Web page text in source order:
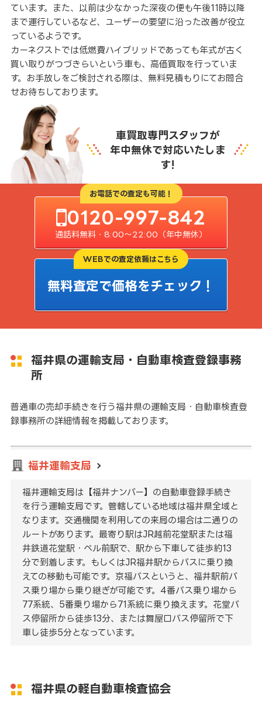
ています。また、以前は少なかった深夜の便も午後11時以降
まで運行しているなど、ユーザーの要望に沿った改善が役立
っているようです。
カーネクストでは低燃費ハイブリッドであっても年式が古く
買い取りがつづきらいという車も、高価買取を行っていま
す。お手放しをご検討される際は、無料見積もりにてお問合
せお待ちしております。
車買取専門スタッフが
年中無休で対応いたしま
す!
お電話での査定も可能！
0120-997-842
通話料無料・8:00〜22:00（年中無休）
WEBでの査定依頼はこちら
無料査定で価格をチェック！
福井県の運輸支局・自動車検査登録事務
所
普通車の売却手続きを行う福井県の運輸支局・自動車検査登
録事務所の詳細情報を掲載しております。
福井運輸支局
福井運輸支局は【福井ナンバー】の自動車登録手続き
を行う運輸支局です。管轄している地域は福井県全域と
なります。交通機関を利用しての来局の場合は二通りの
ルートがあります。最寄り駅はJR越前花堂駅または福
井鉄道花堂駅・ベル前駅で、駅から下車して徒歩約13
分で到着します。もしくはJR福井駅からバスに乗り換
えての移動も可能です。京福バスというと、福井駅前バ
ス乗り場から乗り継ぎが可能です。4番バス乗り場から
77系統、5番乗り場から71系統に乗り換えます。花堂バ
ス停留所から徒歩13分、または舞屋口バス停留所で下
車し徒歩5分となっています。
福井県の軽自動車検査協会